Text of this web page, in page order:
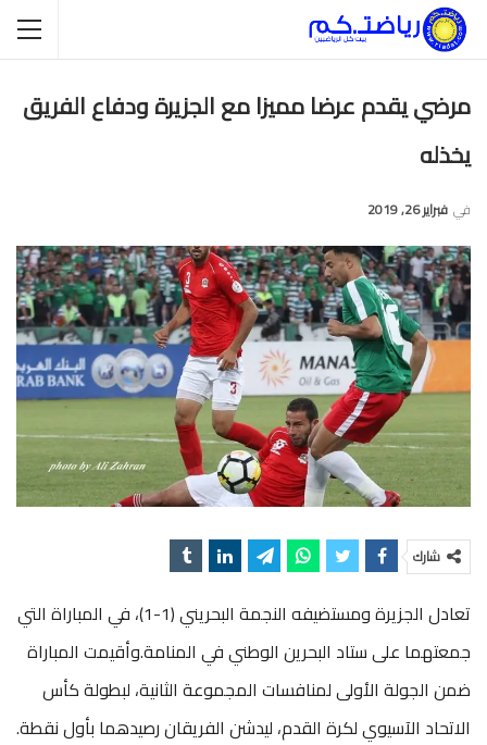
مرضي يقدم عرضا مميزا مع الجزيرة ودفاع الفريق
يخذله
في فبراير 26, 2019
شارك
تعادل الجزيرة ومستضيفه النجمة البحريني (1-1)، في المباراة التي
جمعتهما على ستاد البحرين الوطني في المنامة.وأقيمت المباراة
ضمن الجولة الأولى لمنافسات المجموعة الثانية، لبطولة كأس
الاتحاد الآسيوي لكرة القدم، ليدشن الفريقان رصيدهما بأول نقطة.